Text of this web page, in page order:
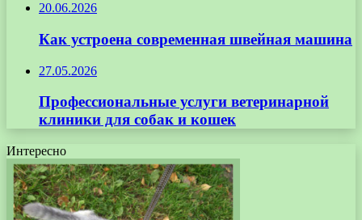
20.06.2026
Как устроена современная швейная машина
27.05.2026
Профессиональные услуги ветеринарной
клиники для собак и кошек
Интересно